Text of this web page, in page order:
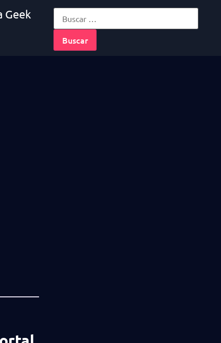
Geek